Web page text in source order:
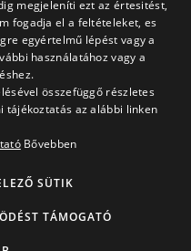
Cím
megjeleníti ezt az értesitést,
fogadja el a feltételeket, es
egyértelmű lépést vagy a
használatához vagy a
összefüggő részletes
tájékoztatás az alábbi linken
Bővebben
SÜTIK
TÁMOGATÓ